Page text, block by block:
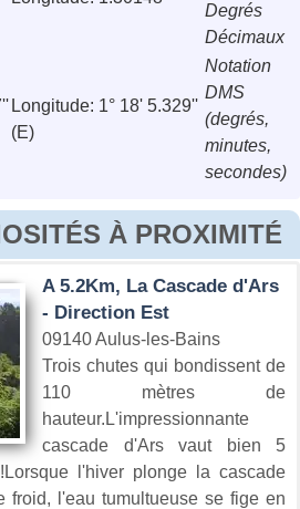
Degrés
Décimaux
Longitude: 1° 18' 5.329''
(E)
Notation
DMS
(degrés,
minutes,
secondes)
À PROXIMITÉ
A 5.2Km, La Cascade d'Ars
- Direction Est
09140 Aulus-les-Bains
Trois chutes qui bondissent de
110 mètres de
hauteur.L'impressionnante
cascade d'Ars vaut bien 5
l'hiver plonge la cascade
froid, l'eau tumultueuse se fige en